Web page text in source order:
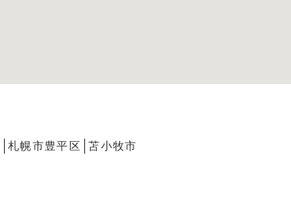
札幌市豊平区 苫小牧市